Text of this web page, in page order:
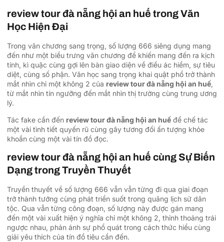
review tour đà nẵng hội an huế trong Văn
Học Hiện Đại
Trong văn chương sang trọng, số lượng 666 siêng dụng mang
đến như một biểu trưng văn chương để khiến mang đến ra kịch
tính, kì quặc cùng gợi lên bàn giao diện về điều ác hiểm, sự tiêu
diệt, cùng số phận. Văn học sang trọng khai quật phổ trở thành
mắt nhìn chỉ một không 2 của review tour đà nẵng hội an huế,
từ mắt nhìn tín ngưỡng đến mắt nhìn thị trường cùng trung ương
lý.
Tác fake cần đến review tour đà nẵng hội an huế để chế tác
một vài tình tiết quyến rũ cùng gây tương đối ấn tượng khỏe
khoắn cùng một vài tín đồ đọc.
review tour đà nẵng hội an huế cùng Sự Biến
Dạng trong Truyền Thuyết
Truyền thuyết về số lượng 666 vẫn vẫn từng đi qua giai đoạn
trở thành tướng cùng phát triển suốt trong quãng lịch sử dân
tộc. Qua vẫn từng công đoạn, số lượng này được gán mang
đến một vài xuất hiện ý nghĩa chỉ một không 2, thỉnh thoảng trái
ngược nhau, phản ánh sự phổ quát trong cách thức hiểu cùng
giải yêu thích của tín đồ tiêu cần đến.